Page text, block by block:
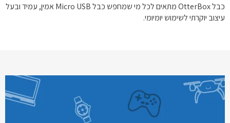
כבל OtterBox מתאים לכל מי שמחפש כבל Micro USB אמין, עמיד ובעל
עיצוב יוקרתי לשימוש יומיומי.